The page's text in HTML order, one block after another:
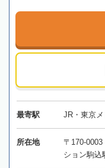
最寄駅 JR・東京
所在地
〒170-
ション駒込